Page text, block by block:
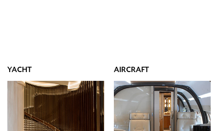
YACHT AIRCRAFT